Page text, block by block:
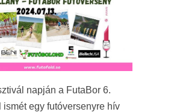
napján a FutaBor 6.
ismét egy futóversenyre hív